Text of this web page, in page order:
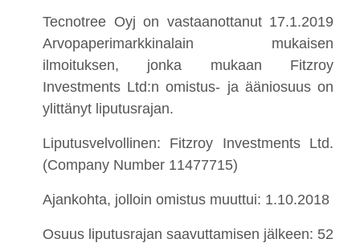
Tecnotree Oyj on vastaanottanut 17.1.2019
Arvopaperimarkkinalain mukaisen
ilmoituksen, jonka mukaan Fitzroy
Investments Ltd:n omistus- ja ääniosuus on
ylittänyt liputusrajan.
Liputusvelvollinen: Fitzroy Investments Ltd.
(Company Number 11477715)
Ajankohta, jolloin omistus muuttui: 1.10.2018
Osuus liputusrajan saavuttamisen jälkeen: 52